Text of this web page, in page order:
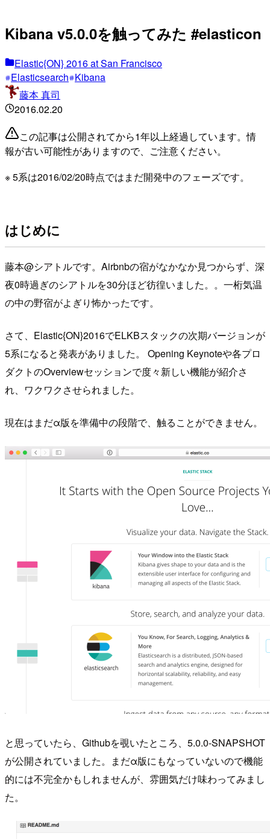
Kibana v5.0.0を触ってみた #elasticon
Elastic{ON} 2016 at San Francisco
Elasticsearch Kibana
藤本 真司
2016.02.20
この記事は公開されてから1年以上経過しています。情
報が古い可能性がありますので、ご注意ください。
※ 5系は2016/02/20時点ではまだ開発中のフェーズです。
はじめに
藤本@シアトルです。Airbnbの宿がなかなか見つからず、深
夜0時過ぎのシアトルを30分ほど彷徨いました。。一桁気温
の中の野宿がよぎり怖かったです。
さて、Elastic{ON}2016でELKBスタックの次期バージョンが
5系になると発表がありました。 Opening Keynoteや各プロ
ダクトのOverviewセッションで度々新しい機能が紹介さ
れ、ワクワクさせられました。
現在はまだα版を準備中の段階で、触ることができません。
と思っていたら、Githubを覗いたところ、5.0.0-SNAPSHOT
が公開されていました。まだα版にもなっていないので機能
的には不完全かもしれませんが、雰囲気だけ味わってみまし
た。